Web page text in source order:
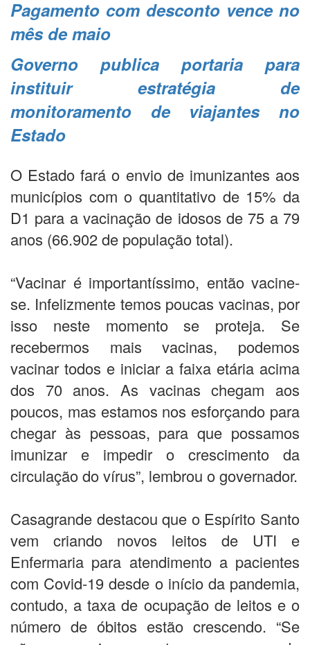
Pagamento com desconto vence no
mês de maio
Governo publica portaria para
instituir estratégia de
monitoramento de viajantes no
Estado
O Estado fará o envio de imunizantes aos
municípios com o quantitativo de 15% da
D1 para a vacinação de idosos de 75 a 79
anos (66.902 de população total).
“Vacinar é importantíssimo, então vacine-
se. Infelizmente temos poucas vacinas, por
isso neste momento se proteja. Se
recebermos mais vacinas, podemos
vacinar todos e iniciar a faixa etária acima
dos 70 anos. As vacinas chegam aos
poucos, mas estamos nos esforçando para
chegar às pessoas, para que possamos
imunizar e impedir o crescimento da
circulação do vírus”, lembrou o governador.
Casagrande destacou que o Espírito Santo
vem criando novos leitos de UTI e
Enfermaria para atendimento a pacientes
com Covid-19 desde o início da pandemia,
contudo, a taxa de ocupação de leitos e o
número de óbitos estão crescendo. “Se